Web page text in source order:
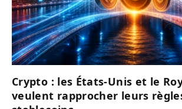
Crypto : les États-Unis et le
veulent rapprocher leurs